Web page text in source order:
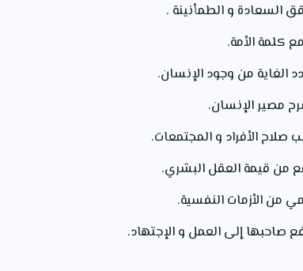
السعادة و الطمأنينة .
كلمة الأمة.
الغاية من وجود الإنسان.
مصير الإنسان.
صلاح الأفراد و المجتمعات.
من قيمة العقل البشري.
من الأزمات النفسية.
صاحبها إلى العمل و الإجتهاد.